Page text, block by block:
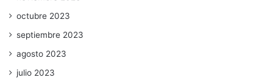
octubre 2023
septiembre 2023
agosto 2023
julio 2023